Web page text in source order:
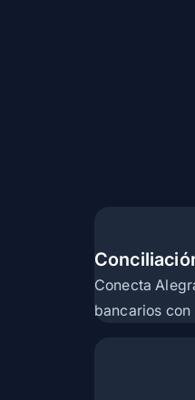
Conecta
bancarios